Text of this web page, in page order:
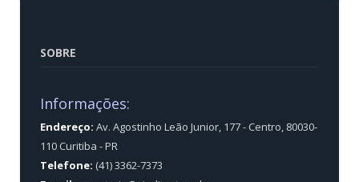
SOBRE
Informações:
Endereço: Av. Agostinho Leão Junior, 177 - Centro, 80030-
110 Curitiba - PR
Telefone: (41) 3362-7373